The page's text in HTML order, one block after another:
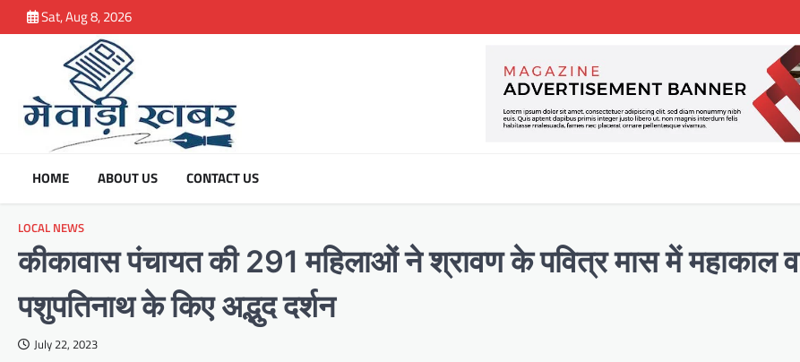
to
Sat, Aug 8, 2026
HOME ABOUT US CONTACT US
LOCAL NEWS
कीकावास पंचायत की 291 महिलाओं ने श्रावण के पवित्र मास में महाकाल व
पशुपतिनाथ के किए अद्भुद दर्शन
July 22, 2023